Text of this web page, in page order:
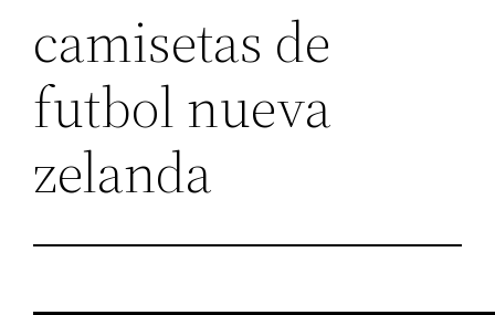
camisetas de
futbol nueva
zelanda